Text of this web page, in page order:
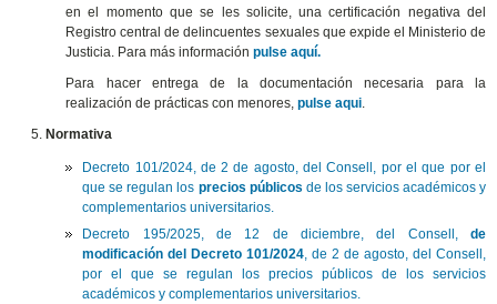
en el momento que se les solicite, una certificación negativa del
Registro central de delincuentes sexuales que expide el Ministerio de
Justicia. Para más informaciónpulse aquí.
Para hacer entrega de la documentación necesaria para la
realización de prácticas con menores,pulse aqui.
Normativa
Decreto 101/2024, de 2 de agosto, del Consell, por el que por el
que se regulan los precios públicos de los servicios académicos y
complementarios universitarios.
Decreto 195/2025, de 12 de diciembre, del Consell,de
modificación del Decreto 101/2024, de 2 de agosto, del Consell,
por el que se regulan los precios públicos de los servicios
académicos y complementarios universitarios.